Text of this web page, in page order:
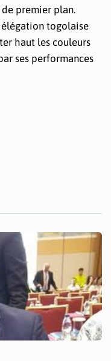
premier plan.
togolaise
haut les couleurs
ses performances